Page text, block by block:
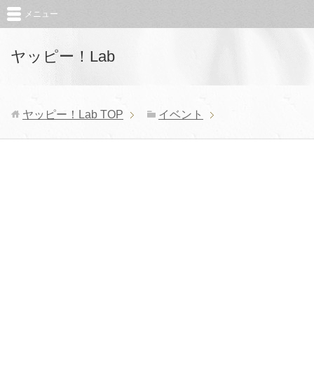
ヤッピー！Lab
メニュー
ヤッピー！Lab TOP イベント